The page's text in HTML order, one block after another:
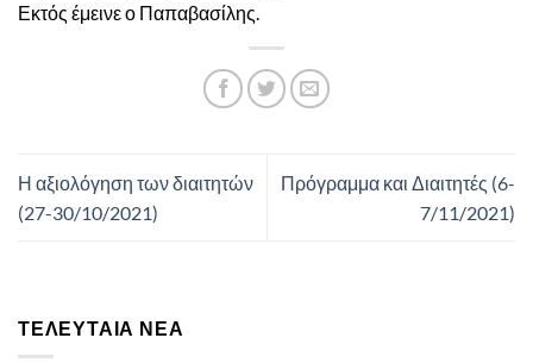
Εκτός έμεινε ο Παπαβασίλης.
Η αξιολόγηση των διαιτητών
(27-30/10/2021)
Πρόγραμμα και Διαιτητές (6-
7/11/2021)
ΤΕΛΕΥΤΑΊΑ ΝΈΑ